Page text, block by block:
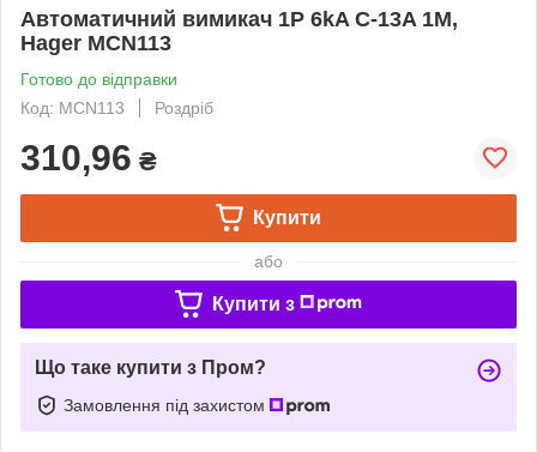
Автоматичний вимикач 1P 6kA C-13A 1M,
Hager MCN113
Готово до відправки
Код: MCN113
Роздріб
310,96 ₴
Купити
або
Купити з
Що таке купити з Пром?
Замовлення під захистом